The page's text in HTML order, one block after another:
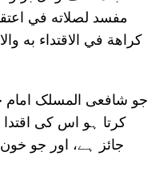
مفسد لصلاته في
كراهة في الاقتداء به
جو شافعی المسلک امام
کرتا ہو اس کی اقتدا
جائز ہے، اور جو